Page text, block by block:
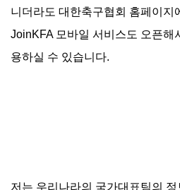
니더라도 대한축구협회 홈페이지
JoinKFA 모바일 서비스도 오픈해
용하실 수 있습니다.
저는 우리나라의 국가대표팀의